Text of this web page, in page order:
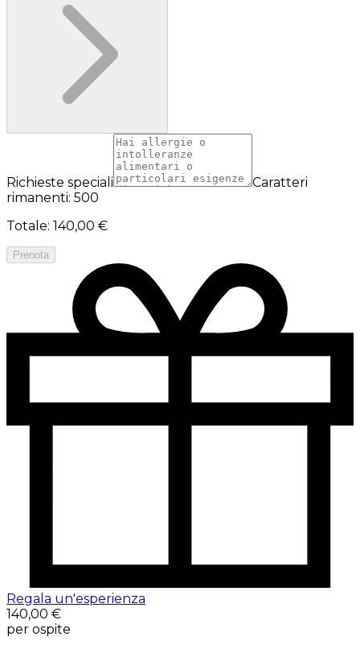
Richieste speciali
Caratteri
rimanenti: 500
Totale: 140,00 €
Prenota
Regala un'esperienza
140,00 €
per ospite